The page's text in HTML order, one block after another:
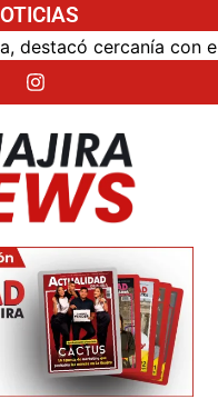
cercanía con el nuevo